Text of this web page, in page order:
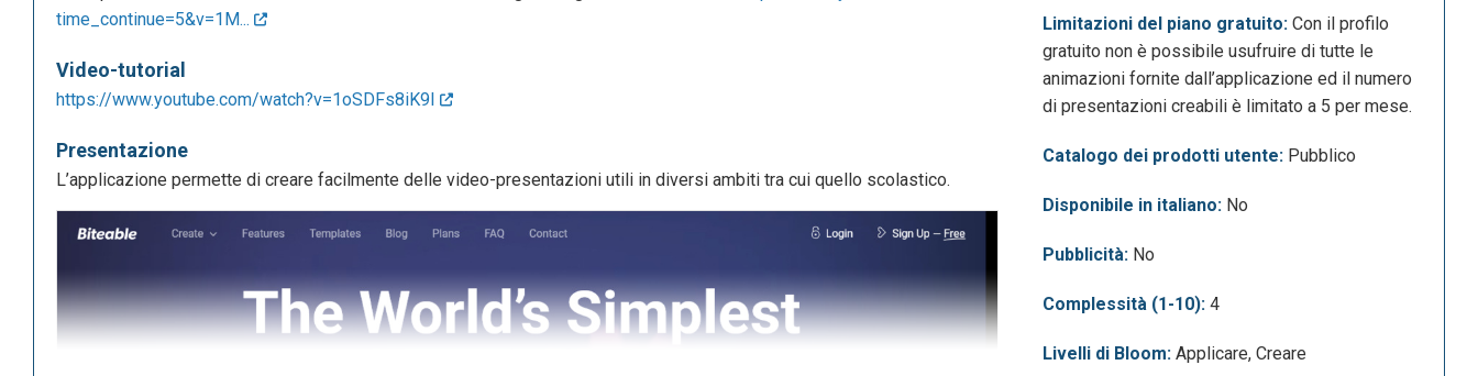
time_continue=5&v=1M...
Video-tutorial
https://www.youtube.com/watch?v=1oSDFs8iK9I
Presentazione
L’applicazione permette di creare facilmente delle video-presentazioni utili in diversi ambiti tra cui quello scolastico.
Limitazioni del piano gratuito: Con il profilo
gratuito non è possibile usufruire di tutte le
animazioni fornite dall’applicazione ed il numero
di presentazioni creabili è limitato a 5 per mese.
Catalogo dei prodotti utente: Pubblico
Disponibile in italiano: No
Pubblicità: No
Complessità (1-10): 4
Livelli di Bloom: Applicare, Creare